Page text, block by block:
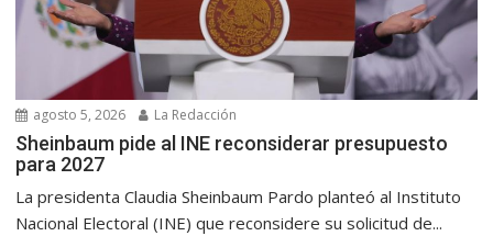
agosto 5, 2026 La Redacción
Sheinbaum pide al INE reconsiderar presupuesto
para 2027
La presidenta Claudia Sheinbaum Pardo planteó al Instituto
Nacional Electoral (INE) que reconsidere su solicitud de...